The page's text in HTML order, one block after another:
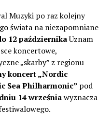
Muzyki po raz kolejny
świata na niezapomniane
12 październikaUznam
koncertowe,
„skarby” z regionu
koncert „Nordic
Sea Philharmonic” pod
dniu 14 wrześniawyznacza